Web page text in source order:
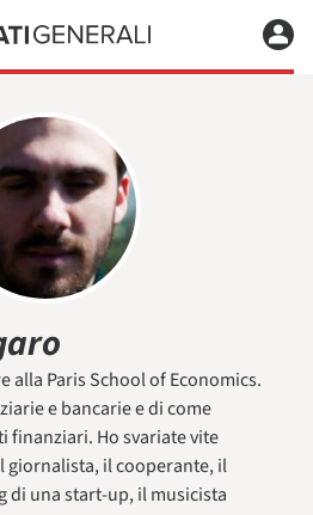
alla Paris School of Economics.
e bancarie e di come
finanziari. Ho svariate vite
giornalista, il cooperante, il
di una start-up, il musicista